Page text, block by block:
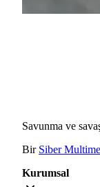
Savunma ve
Bir Siber
Kurumsal